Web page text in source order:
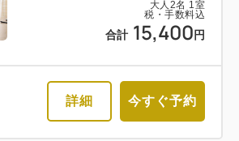
大人 2名 1室
税・手数料込
合計 15,400 円
詳細 今すぐ予約